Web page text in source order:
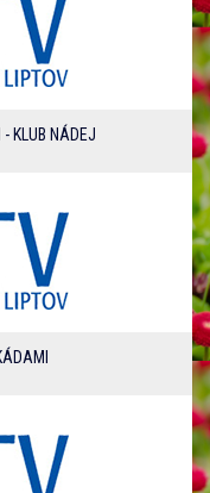
KLUB NÁDEJ